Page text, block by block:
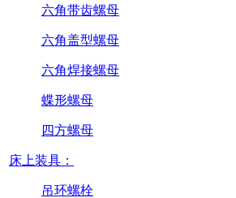
六角带齿螺母
六角盖型螺母
六角焊接螺母
蝶形螺母
四方螺母
床上装具：
吊环螺栓